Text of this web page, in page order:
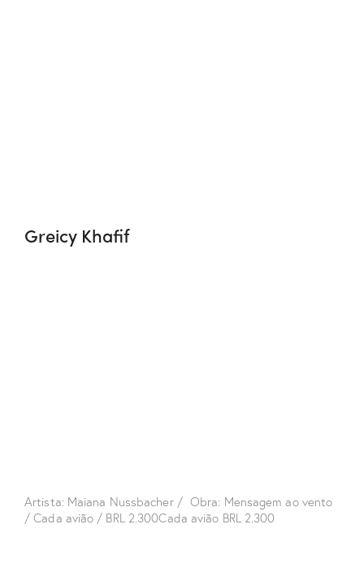
Greicy Khafif
Artista: Maiana Nussbacher / Obra: Mensagem ao vento
/ Cada avião / BRL 2.300Cada avião BRL 2.300